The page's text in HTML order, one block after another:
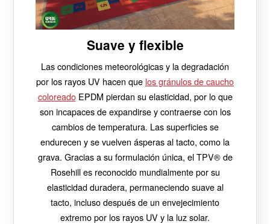
Suave y flexible
Las condiciones meteorológicas y la degradación
por los rayos UV hacen que los gránulos de caucho
coloreadoEPDM pierdan su elasticidad, por lo que
son incapaces de expandirse y contraerse con los
cambios de temperatura. Las superficies se
endurecen y se vuelven ásperas al tacto, como la
grava. Gracias a su formulación única, el TPV® de
Rosehill es reconocido mundialmente por su
elasticidad duradera, permaneciendo suave al
tacto, incluso después de un envejecimiento
extremo por los rayos UV y la luz solar.